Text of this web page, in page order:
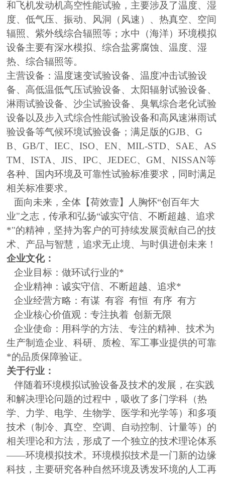
和飞机发动机高空性能试验，主要涉及了温度、湿
度、低气压、振动、风洞（风速）、热真空、空间
辐照、紫外线综合辐照等；水中（海洋）环境模拟
设备主要有深水模拟、综合盐雾腐蚀、温度、湿
热、综合辐照等。
主营设备：温度速变试验设备、温度冲击试验设
备、高低温低气压试验设备、太阳辐射试验设备、
淋雨试验设备、沙尘试验设备、臭氧综合老化试验
设备以及步入式综合性能试验设备和高风速淋雨试
验设备等气候环境试验设备；满足版的GJB、G
B、GB/T、IEC、ISO、EN、MIL-STD、SAE、AS
TM、ISTA、JIS、IPC、JEDEC、GM、NISSAN等
各种、国内环境及可靠性试验标准要求，同时满足
相关标准要求。
面向未来，全体【荷效壹】人胸怀“创百年大
业"之志，传承和弘扬“诚实守信、不断超越、追求
*"的精神，坚持为客户的可持续发展贡献自己的技
术、产品与智慧，追求无止境、与时俱进创未来！
企业文化：
企业目标：做环试行业的*
企业精神：诚实守信、不断超越、追求*
企业经营方略：有谋 有容 有恒 有序 有方
企业核心价值观：专注执着 创新无限
企业使命：用科学的方法、专注的精神、技术为
生产制造企业、科研、质检、军工事业提供的可靠
*的品质保障验证。
关于行业：
伴随着环境模拟试验设备及技术的发展，在实践
和解决理论问题的过程中，吸收了多门学科（热
学、力学、电学、生物学、医学和光学等）和多项
技术（制冷、真空、空调、自动控制、计量等）的
相关理论和方法，形成了一个独立的技术理论体系
——环境模拟技术。环境模拟技术是一门新的边缘
科技，主要研究各种自然环境及诱发环境的人工再